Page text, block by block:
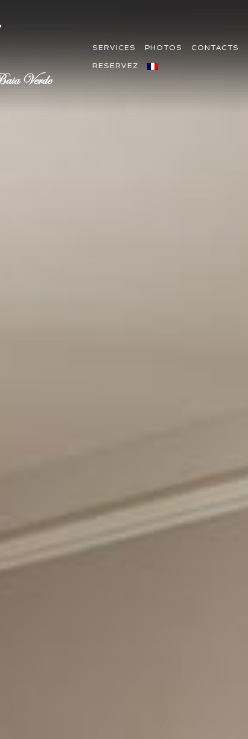
SERVICES PHOTOS CONTACTS
RESERVEZ